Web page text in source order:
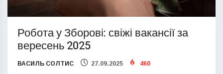
Робота у Зборові: свіжі вакансії за
вересень 2025
ВАСИЛЬ СОЛТИС 27.09.2025 460